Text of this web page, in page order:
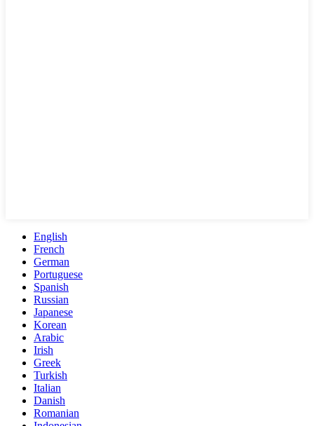
English
French
German
Portuguese
Spanish
Russian
Japanese
Korean
Arabic
Irish
Greek
Turkish
Italian
Danish
Romanian